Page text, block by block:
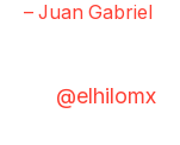
– Juan Gabriel
@elhilomx